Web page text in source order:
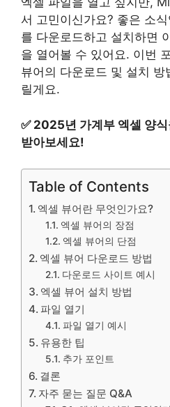
서 고민이신가요? 좋은 소
를 다운로드하고 설치하면
을 열어볼 수 있어요. 이번
뷰어의 다운로드 및 설치
릴게요.
✅ 2025년 가계부 엑셀 양
받아보세요!
Table of Contents
엑셀 뷰어란 무엇인가요?
엑셀 뷰어의 장점
엑셀 뷰어의 단점
엑셀 뷰어 다운로드 방법
다운로드 사이트 예시
엑셀 뷰어 설치 방법
파일 열기
파일 열기 예시
유용한 팁
추가 포인트
결론
자주 묻는 질문 Q&A